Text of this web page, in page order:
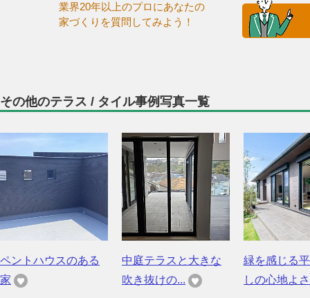
業界20年以上のプロにあなたの
家づくりを質問してみよう！
その他のテラス / タイル事例写真一覧
ペントハウスのある
家
中庭テラスと大きな
吹き抜けの...
緑を感じる
しの心地よさ